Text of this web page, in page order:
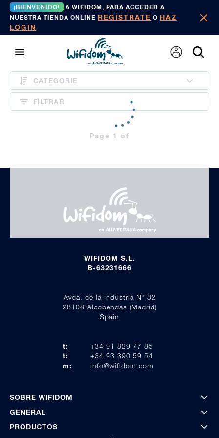
¡BIENVENIDO!
A WIFIDOM, PARA ACCEDER A
NUESTRA TIENDA ONLINE REGÍSTRATE O HAZ
LOGIN
CATEGORIE
FILTRAR
Page 1 of
WIFIDOM S.L.
B-63231666
Avda. de la Industria Nº 32
28108 Alcobendas (Madrid)
Spain
t:
+34 91 829 77 85
t:
+34 93 390 59 54
m:
info@wifidom.com
SOBRE WIFIDOM
GENERAL
PRODUCTOS